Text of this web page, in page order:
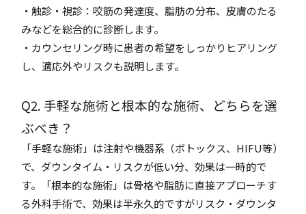
・触診・視診：咬筋の発達度、脂肪の分布、皮膚のたる
みなどを総合的に診断します。
・カウンセリング時に患者の希望をしっかりヒアリング
し、適応外やリスクも説明します。
Q2. 手軽な施術と根本的な施術、どちらを選
ぶべき？
「手軽な施術」は注射や機器系（ボトックス、HIFU等）
で、ダウンタイム・リスクが低い分、効果は一時的で
す。「根本的な施術」は骨格や脂肪に直接アプローチす
る外科手術で、効果は半永久的ですがリスク・ダウンタ